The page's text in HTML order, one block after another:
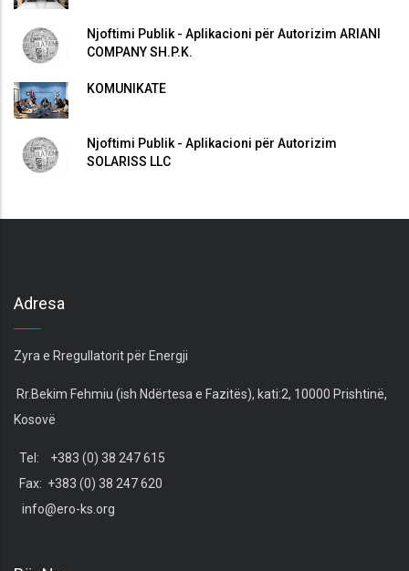
Njoftimi Publik - Aplikacioni për Autorizim ARIANI
COMPANY SH.P.K.
KOMUNIKATË
Njoftimi Publik - Aplikacioni për Autorizim
SOLARISS LLC
Adresa
Zyra e Rregullatorit për Energji
Rr.Bekim Fehmiu (ish Ndërtesa e Fazitës), kati:2, 10000 Prishtinë,
Kosovë
Tel: +383 (0) 38 247 615
Fax: +383 (0) 38 247 620
info@ero-ks.org